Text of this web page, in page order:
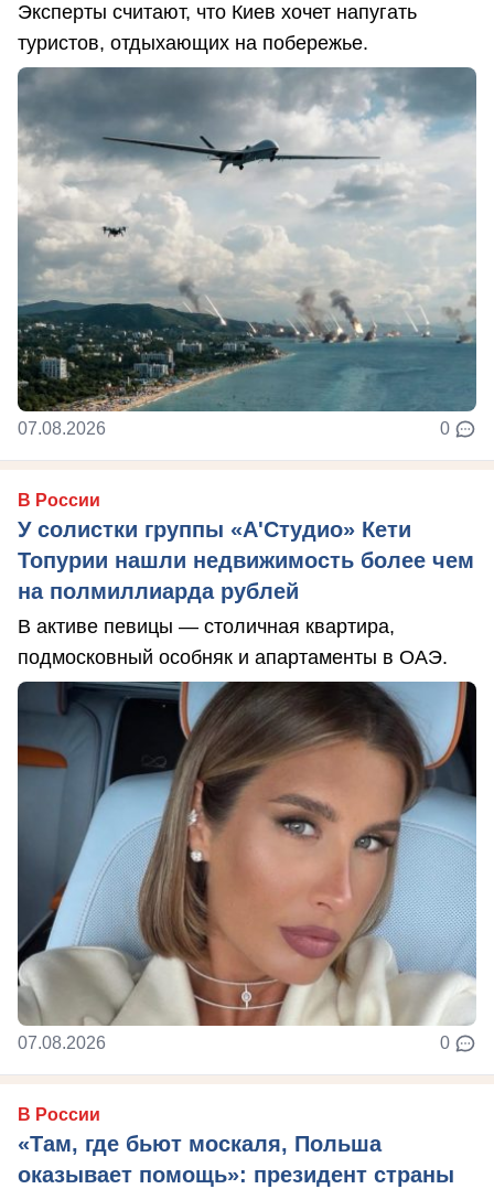
Эксперты считают, что Киев хочет напугать
туристов, отдыхающих на побережье.
07.08.2026 0
В России
У солистки группы «А'Студио» Кети
Топурии нашли недвижимость более чем
на полмиллиарда рублей
В активе певицы — столичная квартира,
подмосковный особняк и апартаменты в ОАЭ.
07.08.2026 0
В России
«Там, где бьют москаля, Польша
оказывает помощь»: президент страны